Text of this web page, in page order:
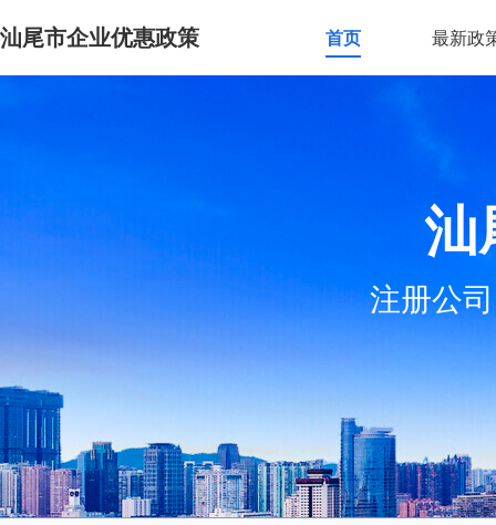
汕尾市企业优惠政策 首页 最新政
汕
注册公